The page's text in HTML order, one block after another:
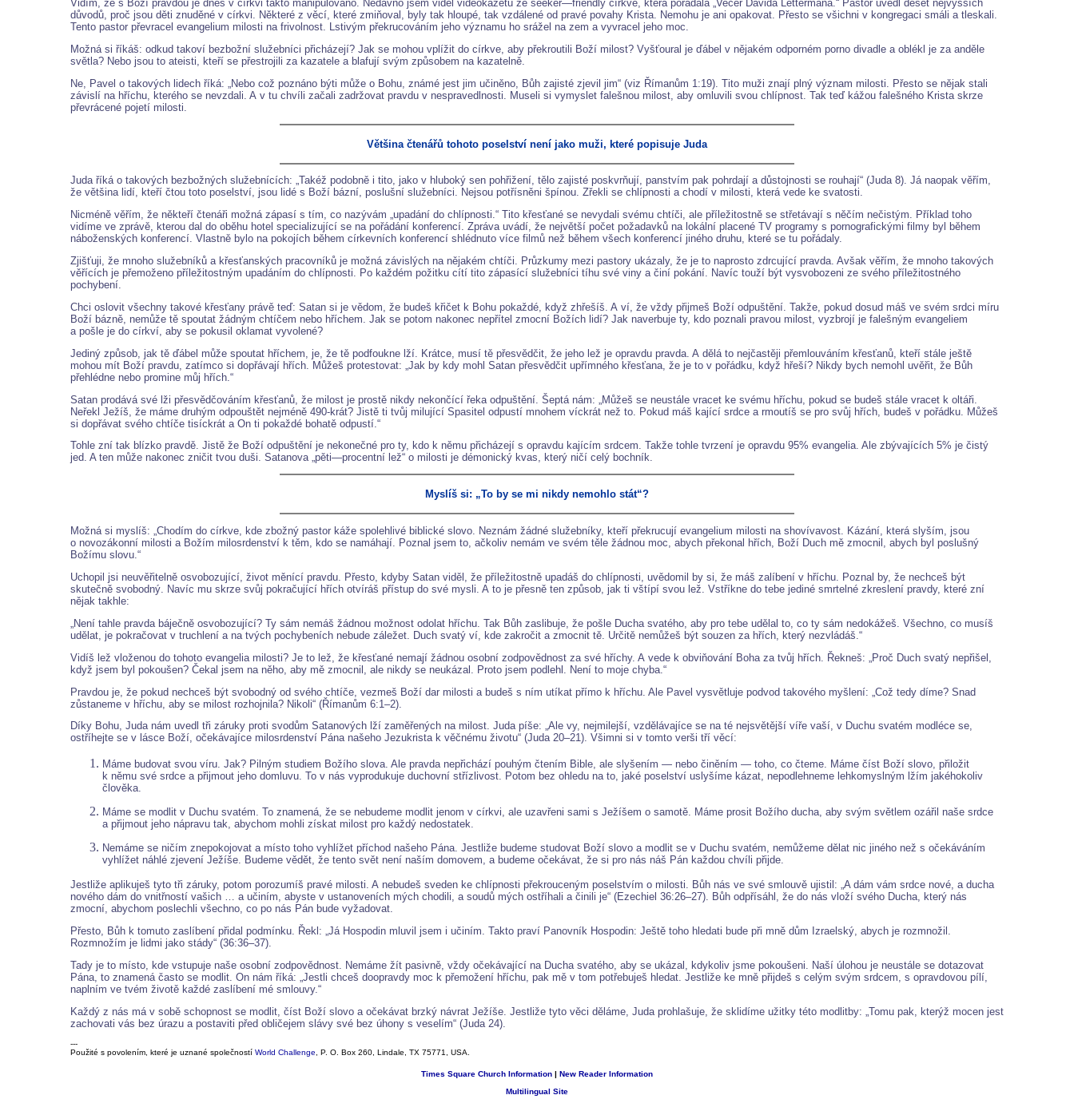
Vidím, že s Boží pravdou je dnes v církvi takto manipulováno. Nedávno jsem viděl videokazetu ze seeker—friendly církve, která pořádala „Večer Davida Lettermana.“ Pastor uvedl deset nejvyšších
důvodů, proč jsou děti znuděné v církvi. Některé z věcí, které zmiňoval, byly tak hloupé, tak vzdálené od pravé povahy Krista. Nemohu je ani opakovat. Přesto se všichni v kongregaci smáli a tleskali.
Tento pastor převracel evangelium milosti na frivolnost. Lstivým překrucováním jeho významu ho srážel na zem a vyvracel jeho moc.
Možná si říkáš: odkud takoví bezbožní služebníci přicházejí? Jak se mohou vplížit do církve, aby překroutili Boží milost? Vyšťoural je ďábel v nějakém odporném porno divadle a oblékl je za anděle
světla? Nebo jsou to ateisti, kteří se přestrojili za kazatele a blafují svým způsobem na kazatelně.
Ne, Pavel o takových lidech říká: „Nebo což poznáno býti může o Bohu, známé jest jim učiněno, Bůh zajisté zjevil jim“ (viz Římanům 1:19). Tito muži znají plný význam milosti. Přesto se nějak stali
závislí na hříchu, kterého se nevzdali. A v tu chvíli začali zadržovat pravdu v nespravedlnosti. Museli si vymyslet falešnou milost, aby omluvili svou chlípnost. Tak teď kážou falešného Krista skrze
převrácené pojetí milosti.
Většina čtenářů tohoto poselství není jako muži, které popisuje Juda
Juda říká o takových bezbožných služebnících: „Takéž podobně i tito, jako v hluboký sen pohřižení, tělo zajisté poskvrňují, panstvím pak pohrdají a důstojnosti se rouhají“ (Juda 8). Já naopak věřím,
že většina lidí, kteří čtou toto poselství, jsou lidé s Boží bázní, poslušní služebníci. Nejsou potřísněni špínou. Zřekli se chlípnosti a chodí v milosti, která vede ke svatosti.
Nicméně věřím, že někteří čtenáři možná zápasí s tím, co nazývám „upadání do chlípnosti.“ Tito křesťané se nevydali svému chtíči, ale příležitostně se střetávají s něčím nečistým. Příklad toho
vidíme ve zprávě, kterou dal do oběhu hotel specializující se na pořádání konferencí. Zpráva uvádí, že největší počet požadavků na lokální placené TV programy s pornografickými filmy byl během
náboženských konferencí. Vlastně bylo na pokojích během církevních konferencí shlédnuto více filmů než během všech konferencí jiného druhu, které se tu pořádaly.
Zjišťuji, že mnoho služebníků a křesťanských pracovníků je možná závislých na nějakém chtíči. Průzkumy mezi pastory ukázaly, že je to naprosto zdrcující pravda. Avšak věřím, že mnoho takových
věřících je přemoženo příležitostným upadáním do chlípnosti. Po každém požitku cítí tito zápasící služebníci tíhu své viny a činí pokání. Navíc touží být vysvobozeni ze svého příležitostného
pochybení.
Chci oslovit všechny takové křesťany právě teď: Satan si je vědom, že budeš křičet k Bohu pokaždé, když zhřešíš. A ví, že vždy přijmeš Boží odpuštění. Takže, pokud dosud máš ve svém srdci míru
Boží bázně, nemůže tě spoutat žádným chtíčem nebo hříchem. Jak se potom nakonec nepřítel zmocní Božích lidí? Jak naverbuje ty, kdo poznali pravou milost, vyzbrojí je falešným evangeliem
a pošle je do církví, aby se pokusil oklamat vyvolené?
Jediný způsob, jak tě ďábel může spoutat hříchem, je, že tě podfoukne lží. Krátce, musí tě přesvědčit, že jeho lež je opravdu pravda. A dělá to nejčastěji přemlouváním křesťanů, kteří stále ještě
mohou mít Boží pravdu, zatímco si dopřávají hřích. Můžeš protestovat: „Jak by kdy mohl Satan přesvědčit upřímného křesťana, že je to v pořádku, když hřeší? Nikdy bych nemohl uvěřit, že Bůh
přehlédne nebo promine můj hřích.“
Satan prodává své lži přesvědčováním křesťanů, že milost je prostě nikdy nekončící řeka odpuštění. Šeptá nám: „Můžeš se neustále vracet ke svému hříchu, pokud se budeš stále vracet k oltáři.
Neřekl Ježíš, že máme druhým odpouštět nejméně 490-krát? Jistě ti tvůj milující Spasitel odpustí mnohem víckrát než to. Pokud máš kající srdce a rmoutíš se pro svůj hřích, budeš v pořádku. Můžeš
si dopřávat svého chtíče tisíckrát a On ti pokaždé bohatě odpustí.“
Tohle zní tak blízko pravdě. Jistě že Boží odpuštění je nekonečné pro ty, kdo k němu přicházejí s opravdu kajícím srdcem. Takže tohle tvrzení je opravdu 95% evangelia. Ale zbývajících 5% je čistý
jed. A ten může nakonec zničit tvou duši. Satanova „pěti—procentní lež“ o milosti je démonický kvas, který ničí celý bochník.
Myslíš si: „To by se mi nikdy nemohlo stát“?
Možná si myslíš: „Chodím do církve, kde zbožný pastor káže spolehlivé biblické slovo. Neznám žádné služebníky, kteří překrucují evangelium milosti na shovívavost. Kázání, která slyším, jsou
o novozákonní milosti a Božím milosrdenství k těm, kdo se namáhají. Poznal jsem to, ačkoliv nemám ve svém těle žádnou moc, abych překonal hřích, Boží Duch mě zmocnil, abych byl poslušný
Božímu slovu.“
Uchopil jsi neuvěřitelně osvobozující, život měnící pravdu. Přesto, kdyby Satan viděl, že příležitostně upadáš do chlípnosti, uvědomil by si, že máš zalíbení v hříchu. Poznal by, že nechceš být
skutečně svobodný. Navíc mu skrze svůj pokračující hřích otvíráš přístup do své mysli. A to je přesně ten způsob, jak ti vštípí svou lež. Vstříkne do tebe jediné smrtelné zkreslení pravdy, které zní
nějak takhle:
„Není tahle pravda báječně osvobozující? Ty sám nemáš žádnou možnost odolat hříchu. Tak Bůh zaslibuje, že pošle Ducha svatého, aby pro tebe udělal to, co ty sám nedokážeš. Všechno, co musíš
udělat, je pokračovat v truchlení a na tvých pochybeních nebude záležet. Duch svatý ví, kde zakročit a zmocnit tě. Určitě nemůžeš být souzen za hřích, který nezvládáš.“
Vidíš lež vloženou do tohoto evangelia milosti? Je to lež, že křesťané nemají žádnou osobní zodpovědnost za své hříchy. A vede k obviňování Boha za tvůj hřích. Řekneš: „Proč Duch svatý nepřišel,
když jsem byl pokoušen? Čekal jsem na něho, aby mě zmocnil, ale nikdy se neukázal. Proto jsem podlehl. Není to moje chyba.“
Pravdou je, že pokud nechceš být svobodný od svého chtíče, vezmeš Boží dar milosti a budeš s ním utíkat přímo k hříchu. Ale Pavel vysvětluje podvod takového myšlení: „Což tedy díme? Snad
zůstaneme v hříchu, aby se milost rozhojnila? Nikoli“ (Římanům 6:1–2).
Díky Bohu, Juda nám uvedl tři záruky proti svodům Satanových lží zaměřených na milost. Juda píše: „Ale vy, nejmilejší, vzdělávajíce se na té nejsvětější víře vaší, v Duchu svatém modléce se,
ostříhejte se v lásce Boží, očekávajíce milosrdenství Pána našeho Jezukrista k věčnému životu“ (Juda 20–21). Všimni si v tomto verši tří věcí:
Máme budovat svou víru. Jak? Pilným studiem Božího slova. Ale pravda nepřichází pouhým čtením Bible, ale slyšením — nebo činěním — toho, co čteme. Máme číst Boží slovo, přiložit
k němu své srdce a přijmout jeho domluvu. To v nás vyprodukuje duchovní střízlivost. Potom bez ohledu na to, jaké poselství uslyšíme kázat, nepodlehneme lehkomyslným lžím jakéhokoliv
člověka.
Máme se modlit v Duchu svatém. To znamená, že se nebudeme modlit jenom v církvi, ale uzavřeni sami s Ježíšem o samotě. Máme prosit Božího ducha, aby svým světlem ozářil naše srdce
a přijmout jeho nápravu tak, abychom mohli získat milost pro každý nedostatek.
Nemáme se ničím znepokojovat a místo toho vyhlížet příchod našeho Pána. Jestliže budeme studovat Boží slovo a modlit se v Duchu svatém, nemůžeme dělat nic jiného než s očekáváním
vyhlížet náhlé zjevení Ježíše. Budeme vědět, že tento svět není naším domovem, a budeme očekávat, že si pro nás náš Pán každou chvíli přijde.
Jestliže aplikuješ tyto tři záruky, potom porozumíš pravé milosti. A nebudeš sveden ke chlípnosti překrouceným poselstvím o milosti. Bůh nás ve své smlouvě ujistil: „A dám vám srdce nové, a ducha
nového dám do vnitřností vašich … a učiním, abyste v ustanoveních mých chodili, a soudů mých ostříhali a činili je“ (Ezechiel 36:26–27). Bůh odpřísáhl, že do nás vloží svého Ducha, který nás
zmocní, abychom poslechli všechno, co po nás Pán bude vyžadovat.
Přesto, Bůh k tomuto zaslíbení přidal podmínku. Řekl: „Já Hospodin mluvil jsem i učiním. Takto praví Panovník Hospodin: Ještě toho hledati bude při mně dům Izraelský, abych je rozmnožil.
Rozmnožím je lidmi jako stády“ (36:36–37).
Tady je to místo, kde vstupuje naše osobní zodpovědnost. Nemáme žít pasivně, vždy očekávající na Ducha svatého, aby se ukázal, kdykoliv jsme pokoušeni. Naší úlohou je neustále se dotazovat
Pána, to znamená často se modlit. On nám říká: „Jestli chceš doopravdy moc k přemožení hříchu, pak mě v tom potřebuješ hledat. Jestliže ke mně přijdeš s celým svým srdcem, s opravdovou pílí,
naplním ve tvém životě každé zaslíbení mé smlouvy.“
Každý z nás má v sobě schopnost se modlit, číst Boží slovo a očekávat brzký návrat Ježíše. Jestliže tyto věci děláme, Juda prohlašuje, že sklidíme užitky této modlitby: „Tomu pak, kterýž mocen jest
zachovati vás bez úrazu a postaviti před obličejem slávy své bez úhony s veselím“ (Juda 24).
---
Použité s povolením, které je uznané společností World Challenge, P. O. Box 260, Lindale, TX 75771, USA.
Times Square Church Information
New Reader Information
Multilingual Site